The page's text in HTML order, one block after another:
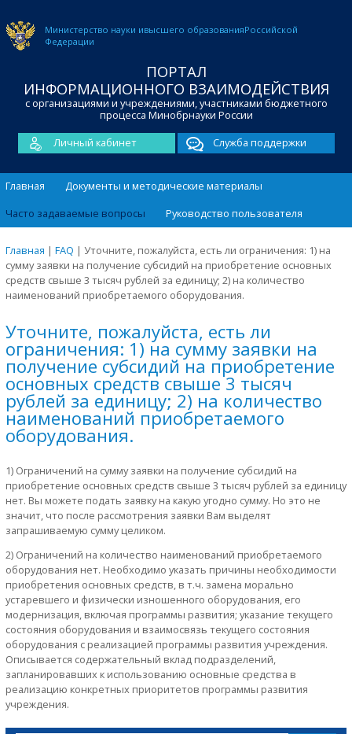
Министерство науки ивысшего образованияРоссийской
Федерации
ПОРТАЛ
ИНФОРМАЦИОННОГО ВЗАИМОДЕЙСТВИЯ
с организациями и учреждениями, участниками бюджетного
процесса Минобрнауки России
Личный кабинет
Служба поддержки
Главная
Документы и методические материалы
Часто задаваемые вопросы
Руководство пользователя
Главная | FAQ | Уточните, пожалуйста, есть ли ограничения: 1) на
сумму заявки на получение субсидий на приобретение основных
средств свыше 3 тысяч рублей за единицу; 2) на количество
наименований приобретаемого оборудования.
Уточните, пожалуйста, есть ли
ограничения: 1) на сумму заявки на
получение субсидий на приобретение
основных средств свыше 3 тысяч
рублей за единицу; 2) на количество
наименований приобретаемого
оборудования.
1) Ограничений на сумму заявки на получение субсидий на
приобретение основных средств свыше 3 тысяч рублей за единицу
нет. Вы можете подать заявку на какую угодно сумму. Но это не
значит, что после рассмотрения заявки Вам выделят
запрашиваемую сумму целиком.
2) Ограничений на количество наименований приобретаемого
оборудования нет. Необходимо указать причины необходимости
приобретения основных средств, в т.ч. замена морально
устаревшего и физически изношенного оборудования, его
модернизация, включая программы развития; указание текущего
состояния оборудования и взаимосвязь текущего состояния
оборудования с реализацией программы развития учреждения.
Описывается содержательный вклад подразделений,
запланировавших к использованию основные средства в
реализацию конкретных приоритетов программы развития
учреждения.